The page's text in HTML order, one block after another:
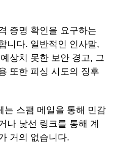
증명 확인을 요구하는
니다. 일반적인 인사말,
상치 못한 보안 경고, 그
또한 피싱 시도의 징후
는 스팸 메일을 통해 민감
나 낯선 링크를 통해 계
거의 없습니다.